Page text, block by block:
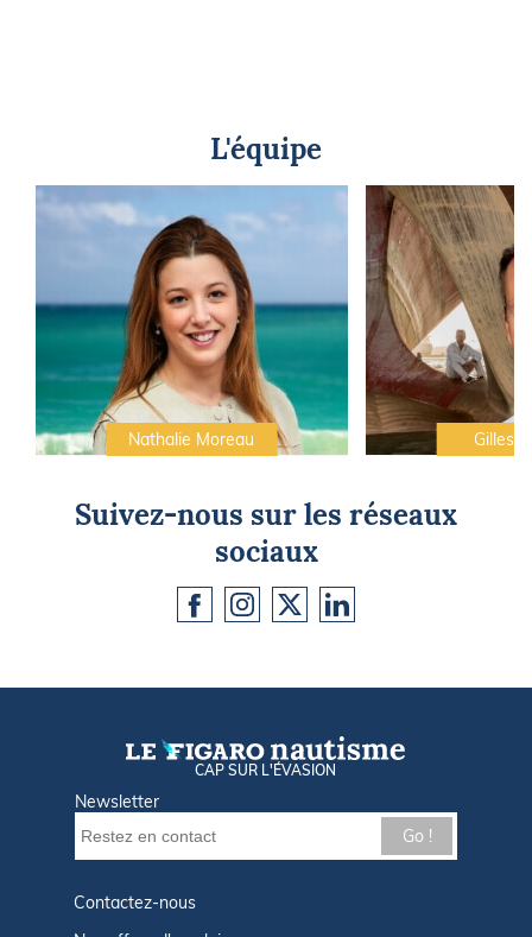
L'équipe
Nathalie Moreau Gilles
Suivez-nous sur les réseaux
sociaux
CAP SUR L'ÉVASION
Newsletter
Go !
Contactez-nous